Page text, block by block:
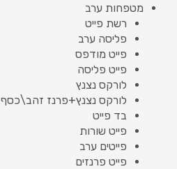
מטפחות ערב
רשת פייט
פליסה ערב
פייט מודפס
פייט פליסה
לורקס נצנץ
לורקס נצנץ+פרנז זהב\כסף
בד פייט
פייט שורות
פייטים ערב
פייט פרנזים